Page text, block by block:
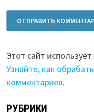
Этот сайт
Узнайте, как
комментариев.
РУБРИКИ